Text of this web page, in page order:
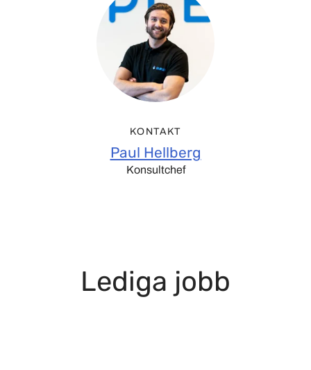
KONTAKT
Paul Hellberg
Konsultchef
Lediga jobb